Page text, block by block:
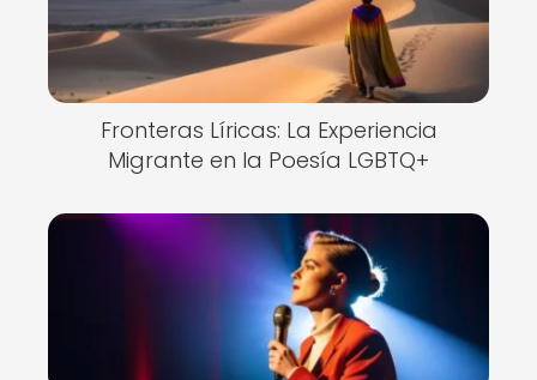
Fronteras Líricas: La Experiencia
Migrante en la Poesía LGBTQ+